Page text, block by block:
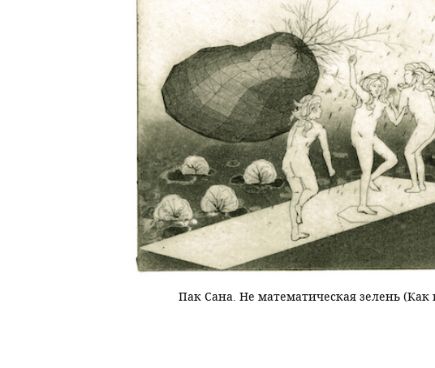
Пак Сана. Не математическая зелень (Как